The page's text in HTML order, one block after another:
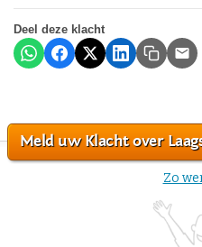
Deel deze klacht
Meld uw Klacht over
Zo